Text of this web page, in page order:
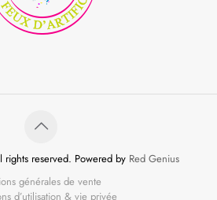
reserved. Powered by Red Genius
générales de vente
d’utilisation & vie privée